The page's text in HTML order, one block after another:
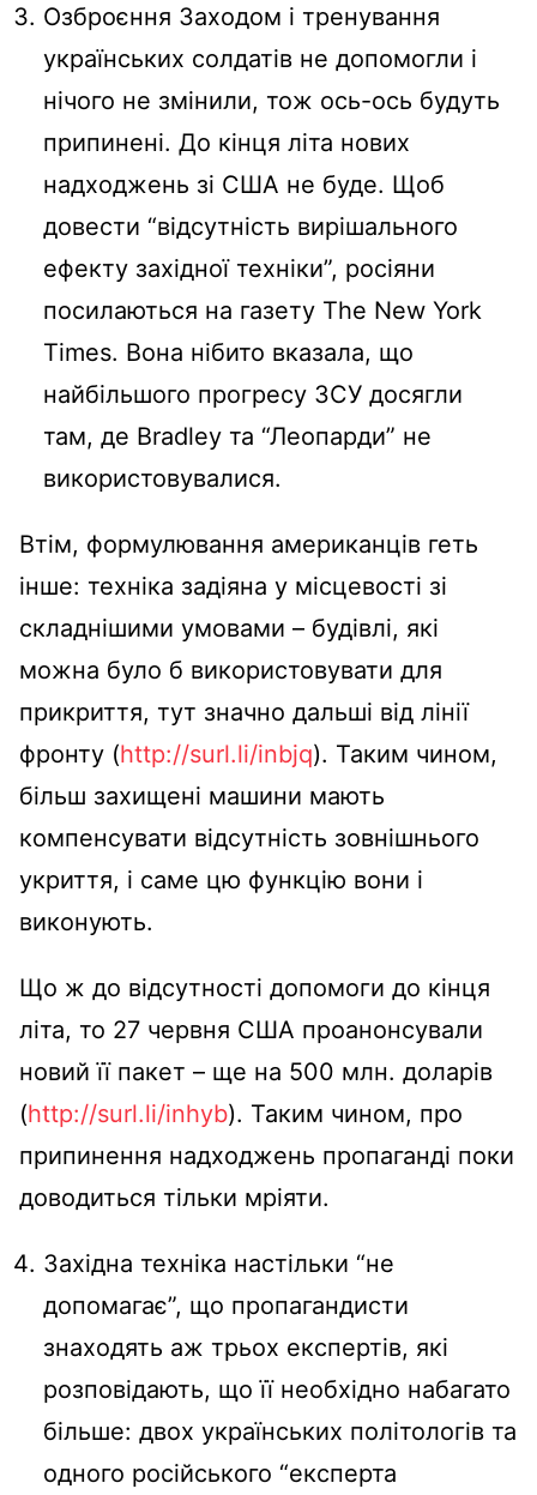
Озброєння Заходом і тренування
українських солдатів не допомогли і
нічого не змінили, тож ось-ось будуть
припинені. До кінця літа нових
надходжень зі США не буде. Щоб
довести “відсутність вирішального
ефекту західної техніки”, росіяни
посилаються на газету The New York
Times. Вона нібито вказала, що
найбільшого прогресу ЗСУ досягли
там, де Bradley та “Леопарди” не
використовувалися.
Втім, формулювання американців геть
інше: техніка задіяна у місцевості зі
складнішими умовами – будівлі, які
можна було б використовувати для
прикриття, тут значно дальші від лінії
фронту (http://surl.li/inbjq). Таким чином,
більш захищені машини мають
компенсувати відсутність зовнішнього
укриття, і саме цю функцію вони і
виконують.
Що ж до відсутності допомоги до кінця
літа, то 27 червня США проанонсували
новий її пакет – ще на 500 млн. доларів
(http://surl.li/inhyb). Таким чином, про
припинення надходжень пропаганді поки
доводиться тільки мріяти.
Західна техніка настільки “не
допомагає”, що пропагандисти
знаходять аж трьох експертів, які
розповідають, що її необхідно набагато
більше: двох українських політологів та
одного російського “експерта